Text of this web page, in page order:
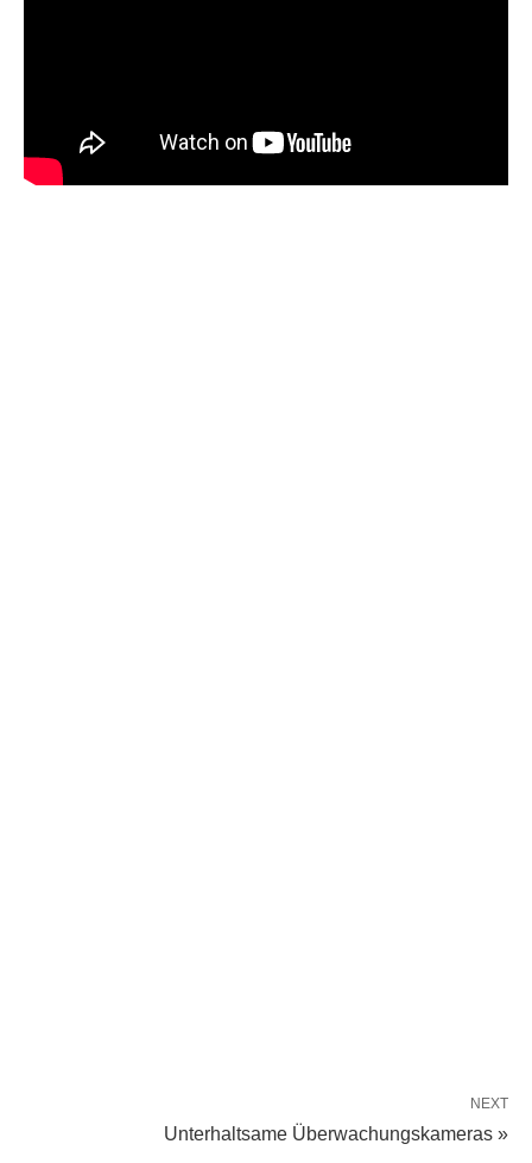
NEXT
Unterhaltsame Überwachungskameras »